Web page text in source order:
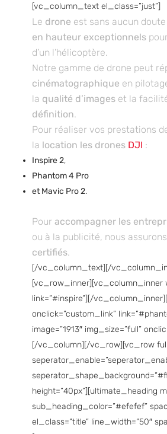
[vc_column_text el_class=”just”]
Le drone est sans aucun doute
en hauteur exceptionnels
d’un l’hélicoptère.
Notre gamme de drone peut
cinématographique en
la qualité d’imageset la
définition.
Pour réaliser vos prestations
la location les drones DJI :
Inspire 2,
Phantom 4 Pro
et Mavic Pro 2.
Pour accompagner les
ou à la publicité, nous
certifiés.
[/vc_column_text][/
[vc_row_inner][vc_column_inner
link=”#inspire”][/
onclick=”custom_link”
image=”1913″ img_size=”full”
[/vc_column][/vc_row][vc_row
height=”40px”][ultimate_heading
sub_heading_color=”#efefef”
el_class=”title” line_width=”50″